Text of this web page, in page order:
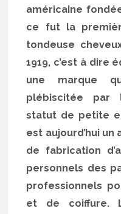
américaine
ce fut la
tondeuse
1919, c’est à dire
une marque
plébiscitée par
statut de petite
est aujourd’hui
de fabrication
personnels des
professionnels
et de coiffure.